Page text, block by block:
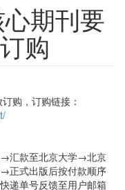
期刊要
购
购，订购链接：
汇款至北京大学→北京
正式出版后按付款顺序
递单号反馈至用户邮箱